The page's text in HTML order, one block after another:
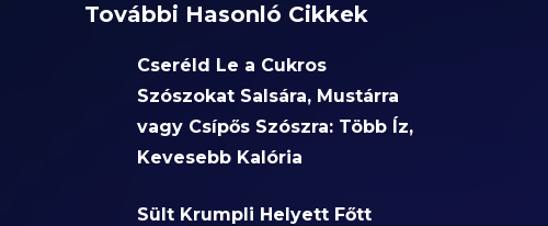
További Hasonló Cikkek
Cseréld Le a Cukros
Szószokat Salsára, Mustárra
vagy Csípős Szószra: Több Íz,
Kevesebb Kalória
Sült Krumpli Helyett Főtt